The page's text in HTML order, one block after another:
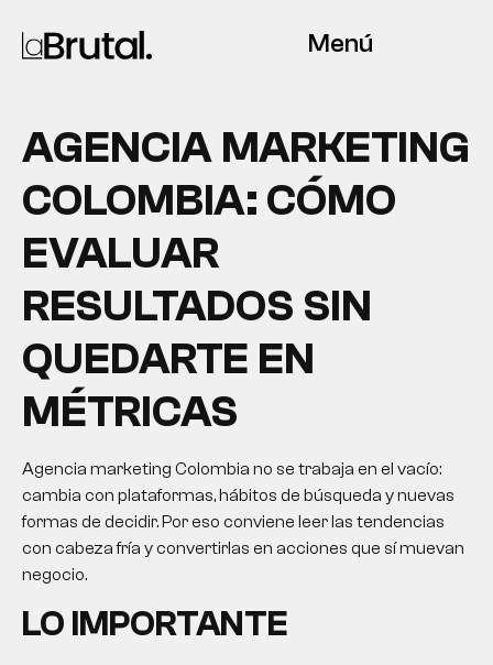
Menú
AGENCIA MARKETING
COLOMBIA: CÓMO
EVALUAR
RESULTADOS SIN
QUEDARTE EN
MÉTRICAS
Agencia marketing Colombia no se trabaja en el vacío:
cambia con plataformas, hábitos de búsqueda y nuevas
formas de decidir. Por eso conviene leer las tendencias
con cabeza fría y convertirlas en acciones que sí muevan
negocio.
LO IMPORTANTE